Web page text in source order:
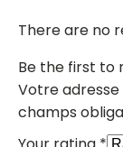
There are no
Be the first to
Votre
champs